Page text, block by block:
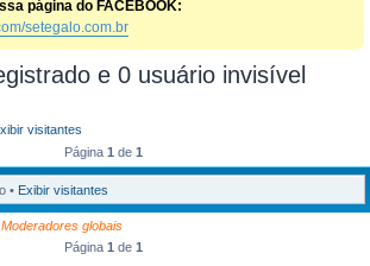
página do FACEBOOK:
setegalo.com.br
e 0 usuário invisível
visitantes
Página 1 de 1
• Exibir visitantes
Moderadores globais
Página 1 de 1